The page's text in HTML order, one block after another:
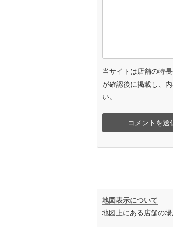
当サイトは店舗の特
が確認後に掲載し、
い。
地図表示について
地図上にある店舗の